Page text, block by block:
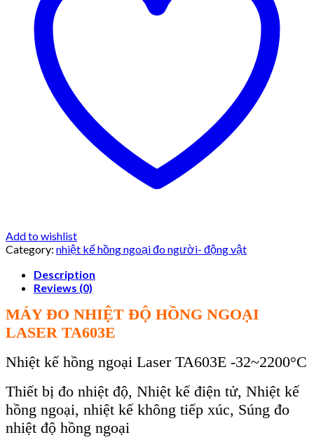
Add to wishlist
Category: nhiệt kế hồng ngoại đo người- động vật
Description
Reviews (0)
MÁY ĐO NHIỆT ĐỘ HỒNG NGOẠI
LASER TA603E
Nhiệt kế hồng ngoại Laser TA603E -32~2200°C
Thiết bị đo nhiệt độ, Nhiệt kế điện tử, Nhiệt kế
hồng ngoại, nhiệt kế không tiếp xúc, Súng đo
nhiệt độ hồng ngoại